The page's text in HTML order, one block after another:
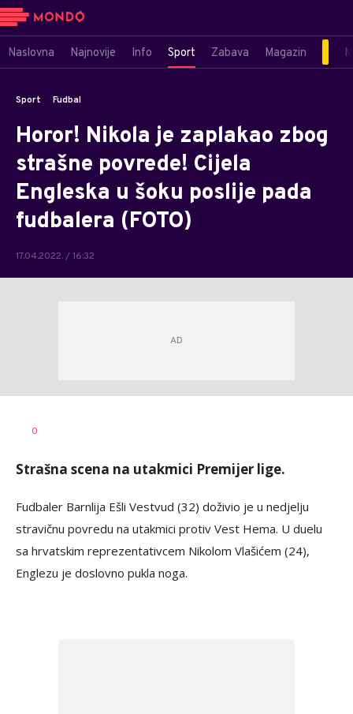
Naslovna Najnovije Info Sport Zabava Magazin
Sport Fudbal
Horor! Nikola je zaplakao zbog
strašne povrede! Cijela
Engleska u šoku poslije pada
fudbalera (FOTO)
17.04.2022. / 16:32
AUTOR
0
Strašna scena na utakmici Premijer lige.
Fudbaler Barnlija Ešli Vestvud (32) doživio je u nedjelju
stravičnu povredu na utakmici protiv Vest Hema. U duelu
sa hrvatskim reprezentativcem Nikolom Vlašićem (24),
Englezu je doslovno pukla noga.